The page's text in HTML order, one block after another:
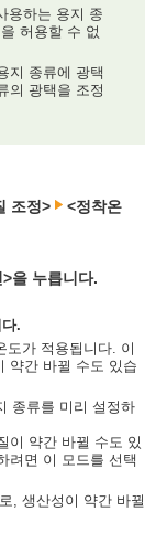
용하는 용지 종
허용할 수 없
지 종류에 광택
의 광택을 조정
조정>
<정착온
을 누릅니다.
.
도가 적용됩니다. 이
약간 바뀔 수도 있습
종류를 미리 설정하
이 약간 바뀔 수도 있
려면 이 모드를 선택
, 생산성이 약간 바뀔